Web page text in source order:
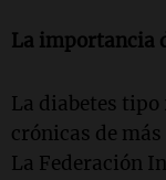
La importancia
La diabetes tipo
crónicas de
La Federación